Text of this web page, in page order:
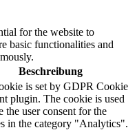
for the website to
basic functionalities and
Beschreibung
is set by GDPR Cookie
plugin. The cookie is used
the user consent for the
in the category "Analytics".